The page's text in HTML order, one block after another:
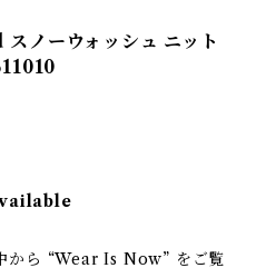
ーウォッシュ ニット
から “Wear Is Now” をご覧